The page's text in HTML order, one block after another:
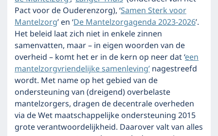
Pact voor de Ouderenzorg), ‘Samen Sterk voor
Mantelzorg’ en ‘De Mantelzorgagenda 2023-2026’.
Het beleid laat zich niet in enkele zinnen
samenvatten, maar – in eigen woorden van de
overheid – komt het er in de kern op neer dat ‘een
mantelzorgvriendelijke samenleving’nagestreefd
wordt. Met name op het gebied van de
ondersteuning van (dreigend) overbelaste
mantelzorgers, dragen de decentrale overheden
via de Wet maatschappelijke ondersteuning 2015
grote verantwoordelijkheid. Daarover valt van alles